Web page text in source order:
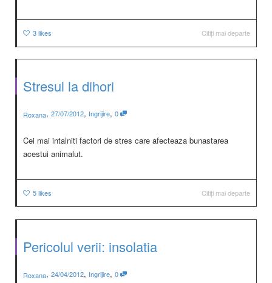
3likes Citiți mai departe
Stresul la dihori
Roxana, 27/07/2012, Ingrijire, 0
Cei mai intalniti factori de stres care afecteaza bunastarea
acestui animalut.
5likes Citiți mai departe
Pericolul verii: insolatia
Roxana, 24/04/2012, Ingrijire, 0